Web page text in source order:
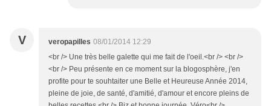
V veropapilles 08/01/2014 12:29
<br /> Une très belle galette qui me fait de l'oeil.<br /> <br />
<br /> Peu présente en ce moment sur la blogosphère, j'en
profite pour te souhtaiter une Belle et Heureuse Année 2014,
pleine de joie, de santé, d'amitié, d'amour et encore pleins de